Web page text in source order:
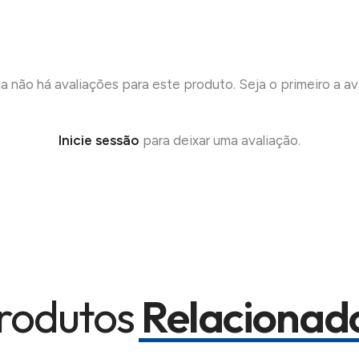
não há avaliações para este produto. Seja o primeiro a
Inicie sessão para deixar uma avaliação.